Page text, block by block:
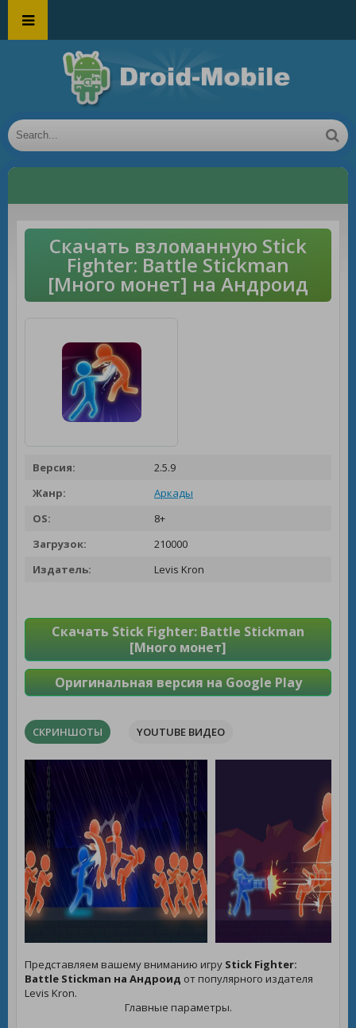
Скачать взломанную Stick
Fighter: Battle Stickman
[Много монет] на Андроид
Версия:
2.5.9
Жанр:
Аркады
OS:
8+
Загрузок:
210000
Издатель:
Levis Kron
Скачать Stick Fighter: Battle Stickman
[Много монет]
Оригинальная версия на Google Play
СКРИНШОТЫ YOUTUBE ВИДЕО
Представляем вашему вниманию игру Stick Fighter:
Battle Stickman на Андроид от популярного издателя
Levis Kron.
Главные параметры.